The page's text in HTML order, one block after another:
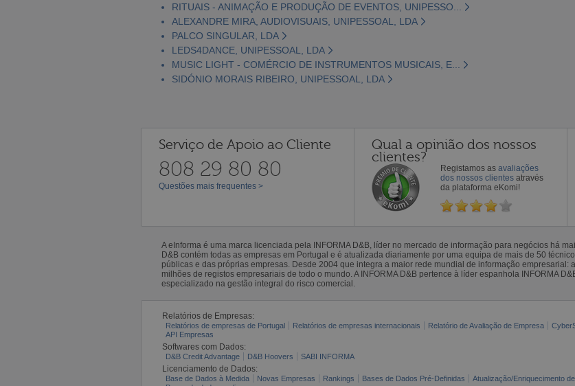
RITUAIS - ANIMAÇÃO E PRODUÇÃO DE EVENTOS, UNIPESSO...
ALEXANDRE MIRA, AUDIOVISUAIS, UNIPESSOAL, LDA
PALCO SINGULAR, LDA
LEDS4DANCE, UNIPESSOAL, LDA
MUSIC LIGHT - COMÉRCIO DE INSTRUMENTOS MUSICAIS, E...
SIDÓNIO MORAIS RIBEIRO, UNIPESSOAL, LDA
Serviço de Apoio ao Cliente
808 29 80 80
Questões mais frequentes >
Qual a opinião dos nossos
clientes?
Registamos as avaliações
dos nossos clientes através
da plataforma eKomi!
A eInforma é uma marca licenciada pela INFORMA D&B, líder no mercado de informação para negócios há
D&B contém todas as empresas em Portugal e é atualizada diariamente por uma equipa de mais de 50
públicas e das próprias empresas. Desde 2004 que integra a maior rede mundial de informação empresarial:
milhões de registos empresariais de todo o mundo. A INFORMA D&B pertence à líder espanhola INFORMA
especializado na gestão integral do risco comercial.
Relatórios de Empresas:
Relatórios de empresas de Portugal Relatórios de empresas internacionais Relatório de Avaliação de Empresa
API Empresas
Softwares com Dados:
D&B Credit Advantage D&B Hoovers SABI INFORMA
Licenciamento de Dados:
Base de Dados à Medida Novas Empresas Rankings Bases de Dados Pré-Definidas Atualização/Enriquecimento